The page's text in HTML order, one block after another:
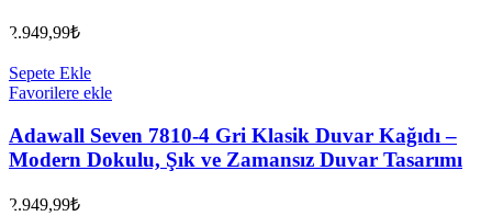
2.949,99₺
Sepete Ekle
Favorilere ekle
Adawall Seven 7810-4 Gri Klasik Duvar Kağıdı –
Modern Dokulu, Şık ve Zamansız Duvar Tasarımı
2.949,99₺